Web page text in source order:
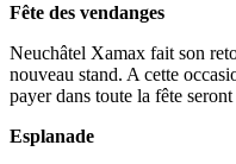
Fête des vendanges
Neuchâtel Xamax fait son
nouveau stand. A cette
payer dans toute la fête
Esplanade